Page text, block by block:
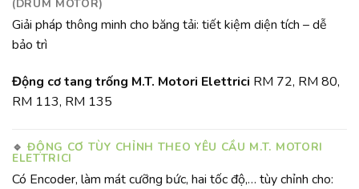
(DRUM MOTOR)
Giải pháp thông minh cho băng tải: tiết kiệm diện tích – dễ
bảo trì
Động cơ tang trống M.T. Motori Elettrici RM 72, RM 80,
RM 113, RM 135
🔹ĐỘNG CƠ TÙY CHỈNH THEO YÊU CẦU M.T. MOTORI
ELETTRICI
Có Encoder, làm mát cưỡng bức, hai tốc độ,… tùy chỉnh cho: